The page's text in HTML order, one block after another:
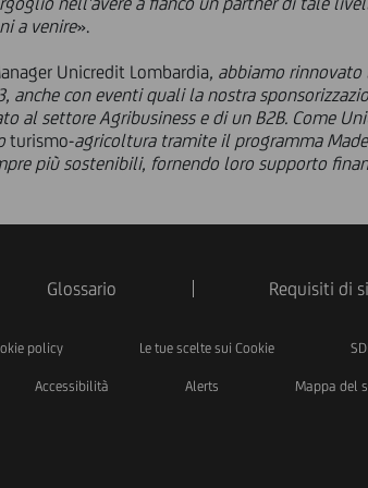
a venire».
Unicredit Lombardia, abbiamo rinnovato
con eventi quali la nostra
al settore Agribusiness e di un B2B. Come
turismo-agricoltura tramite il programma
più sostenibili, fornendo loro supporto
Glossario Requisiti di
policy Le tue scelte sui Cookie
Accessibilità Alerts Mappa del